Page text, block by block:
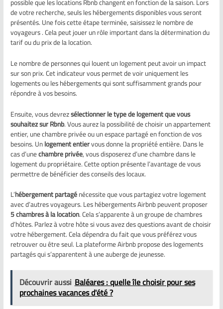
de votre recherche, seuls les hébergements disponibles vous seront
présentés. Une fois cette étape terminée, saisissez le nombre de
voyageurs . Cela peut jouer un rôle important dans la détermination du
tarif ou du prix de la location.
Le nombre de personnes qui louent un logement peut avoir un impact
sur son prix. Cet indicateur vous permet de voir uniquement les
logements ou les hébergements qui sont suffisamment grands pour
répondre à vos besoins.
Ensuite, vous devrezsélectionner le type de logement que vous
souhaitez sur Rbnb. Vous aurez la possibilité de choisir un appartement
entier, une chambre privée ou un espace partagé en fonction de vos
besoins. Unlogement entiervous donne la propriété entière. Dans le
cas d’unechambre privée, vous disposerez d’une chambre dans le
logement du propriétaire. Cette option présente l’avantage de vous
permettre de bénéficier des conseils des locaux.
L’hébergement partagénécessite que vous partagiez votre logement
avec d’autres voyageurs. Les hébergements Airbnb peuvent proposer
5 chambres à la location. Cela s’apparente à un groupe de chambres
d’hôtes. Parlez à votre hôte si vous avez des questions avant de choisir
votre hébergement. Cela dépendra du fait que vous préférez vous
retrouver ou être seul. La plateforme Airbnb propose des logements
partagés qui s’apparentent à une auberge de jeunesse.
Découvrir aussi Baléares : quelle île choisir pour ses
prochaines vacances d'été ?